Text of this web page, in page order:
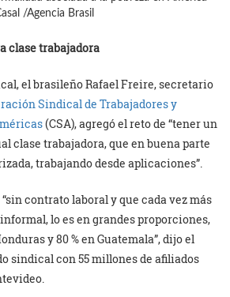
/Agencia Brasil
clase trabajadora
el brasileño Rafael Freire, secretario
Sindical de Trabajadores y
(CSA), agregó el reto de “tener un
clase trabajadora, que en buena parte
trabajando desde aplicaciones”.
contrato laboral y que cada vez más
lo es en grandes proporciones,
y 80 % en Guatemala”, dijo el
sindical con 55 millones de afiliados